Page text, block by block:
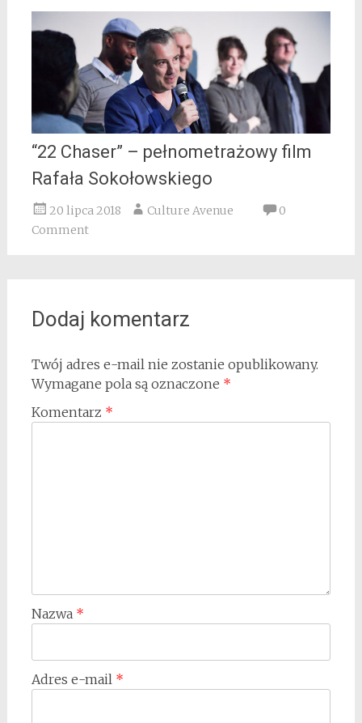
“22 Chaser” – pełnometrażowy film
Rafała Sokołowskiego
20 lipca 2018 Culture Avenue
0
Comment
Dodaj komentarz
Twój adres e-mail nie zostanie opublikowany.
Wymagane pola są oznaczone *
Komentarz *
Nazwa *
Adres e-mail *